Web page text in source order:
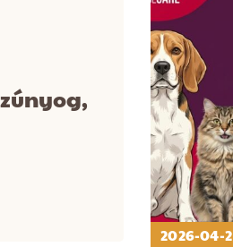
2026-04-